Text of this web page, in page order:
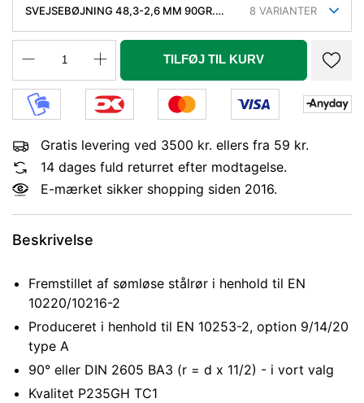
SVEJSEBØJNING 48,3-2,6 MM 90GR.
A, 3D
8 VARIANTER
TILFØJ TIL KURV
Gratis levering ved 3500 kr. ellers fra 59 kr.
14 dages fuld returret efter modtagelse.
E-mærket sikker shopping siden 2016.
Beskrivelse
Fremstillet af sømløse stålrør i henhold til EN
10220/10216-2
Produceret i henhold til EN 10253-2, option 9/14/20
type A
90° eller DIN 2605 BA3 (r = d x 11/2) - i vort valg
Kvalitet P235GH TC1